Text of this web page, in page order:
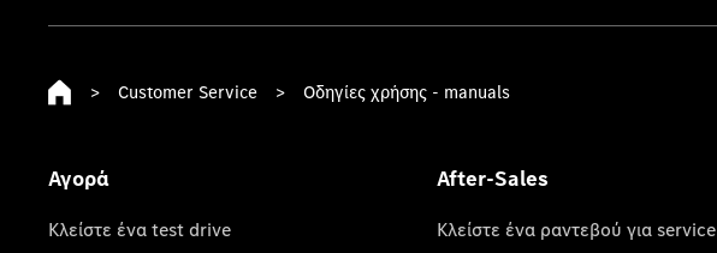
> Customer Service > Οδηγίες χρήσης - manuals
Αγορά
Κλείστε ένα test drive
After-Sales
Κλείστε ένα ραντεβού για service